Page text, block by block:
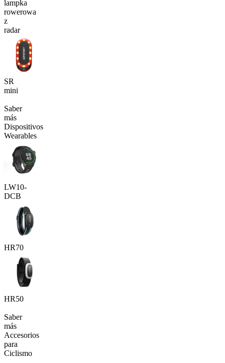
lampka
rowerowa
z
radar
SR
mini
Saber
más
Dispositivos
Wearables
LW10-
DCB
HR70
HR50
Saber
más
Accesorios
para
Ciclismo